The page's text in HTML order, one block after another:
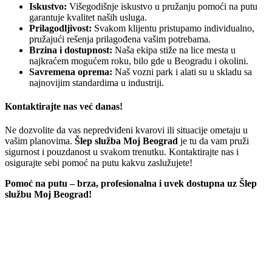
Iskustvo: Višegodišnje iskustvo u pružanju pomoći na putu
garantuje kvalitet naših usluga.
Prilagodljivost: Svakom klijentu pristupamo individualno,
pružajući rešenja prilagođena vašim potrebama.
Brzina i dostupnost: Naša ekipa stiže na lice mesta u
najkraćem mogućem roku, bilo gde u Beogradu i okolini.
Savremena oprema: Naš vozni park i alati su u skladu sa
najnovijim standardima u industriji.
Kontaktirajte nas već danas!
Ne dozvolite da vas nepredviđeni kvarovi ili situacije ometaju u
vašim planovima. Šlep služba Moj Beograd je tu da vam pruži
sigurnost i pouzdanost u svakom trenutku. Kontaktirajte nas i
osigurajte sebi pomoć na putu kakvu zaslužujete!
Pomoć na putu – brza, profesionalna i uvek dostupna uz Šlep
službu Moj Beograd!